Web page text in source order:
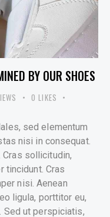
BY OUR SHOES
0 LIKES
sed elementum
nisi in consequat.
Cras sollicitudin,
tincidunt. Cras
nisi. Aenean
ligula, porttitor eu,
Sed ut perspiciatis,